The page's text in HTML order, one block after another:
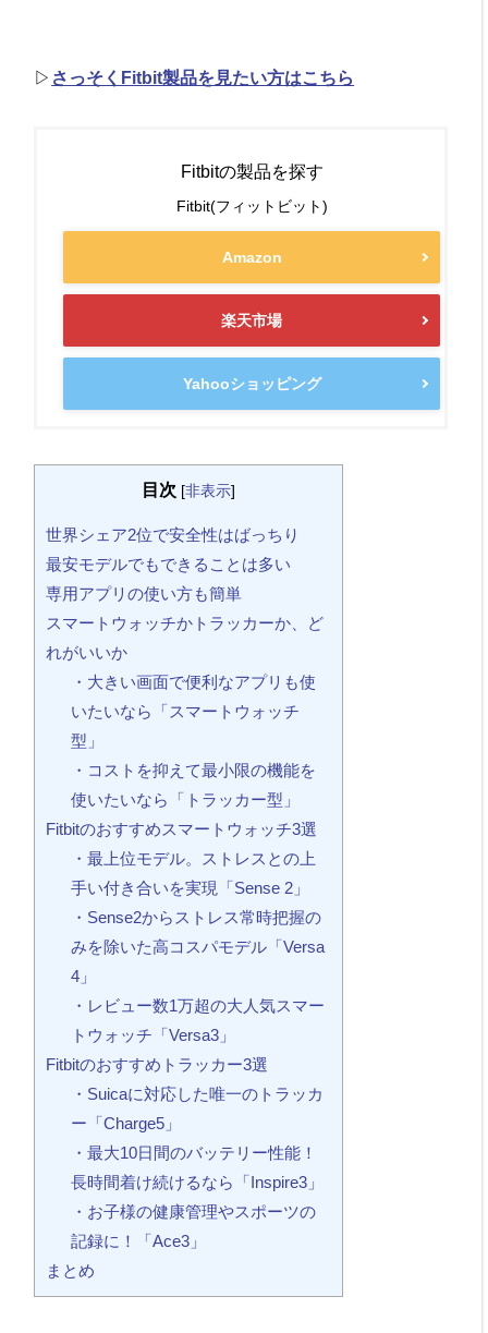
▷ さっそくFitbit製品を見たい方はこちら
Fitbitの製品を探す
Fitbit(フィットビット)
Amazon
楽天市場
Yahooショッピング
目次 [非表示]
世界シェア2位で安全性はばっちり
最安モデルでもできることは多い
専用アプリの使い方も簡単
スマートウォッチかトラッカーか、ど
れがいいか
・大きい画面で便利なアプリも使
いたいなら「スマートウォッチ
型」
・コストを抑えて最小限の機能を
使いたいなら「トラッカー型」
Fitbitのおすすめスマートウォッチ3選
・最上位モデル。ストレスとの上
手い付き合いを実現「Sense 2」
・Sense2からストレス常時把握の
みを除いた高コスパモデル「Versa
4」
・レビュー数1万超の大人気スマー
トウォッチ「Versa3」
Fitbitのおすすめトラッカー3選
・Suicaに対応した唯一のトラッカ
ー「Charge5」
・最大10日間のバッテリー性能！
長時間着け続けるなら「Inspire3」
・お子様の健康管理やスポーツの
記録に！「Ace3」
まとめ